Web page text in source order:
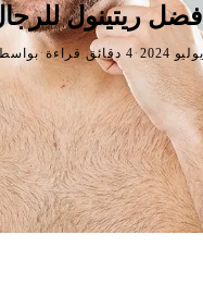
أفضل ريتينول
·4 دقائق قراءة ·